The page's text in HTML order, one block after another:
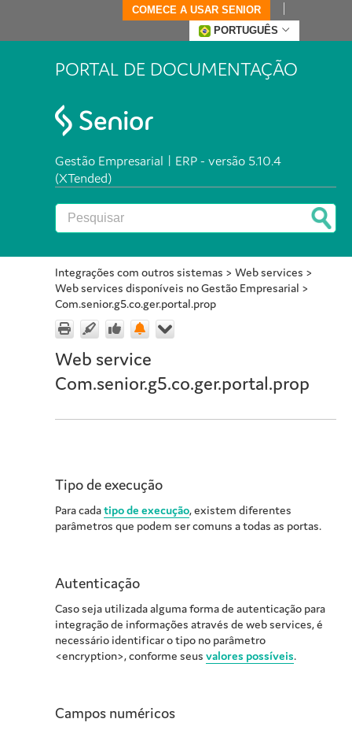
COMECE A USAR SENIOR
PORTUGUÊS
PORTAL DE DOCUMENTAÇÃO
Gestão Empresarial | ERP - versão 5.10.4
(XTended)
Integrações com outros sistemas > Web services >
Web services disponíveis no Gestão Empresarial >
Com.senior.g5.co.ger.portal.prop
Web service
Com.senior.g5.co.ger.portal.prop
Tipo de execução
Para cadatipo de execução, existem diferentes
parâmetros que podem ser comuns a todas as portas.
Autenticação
Caso seja utilizada alguma forma de autenticação para
integração de informações através de web services, é
necessário identificar o tipo no parâmetro
<encryption>, conforme seus valores possíveis.
Campos numéricos